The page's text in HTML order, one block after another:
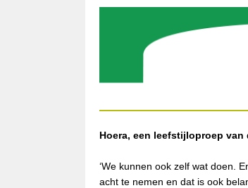
Hoera, een leefstijloproep van
‘We kunnen ook zelf wat doen.
acht te nemen en dat is ook